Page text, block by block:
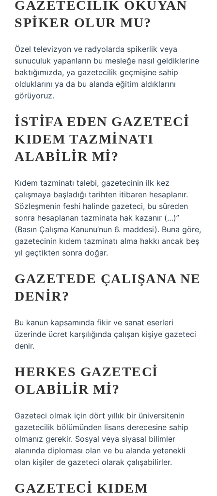
GAZETECILIK OKUYAN
SPIKER OLUR MU?
Özel televizyon ve radyolarda spikerlik veya
sunuculuk yapanların bu mesleğe nasıl geldiklerine
baktığımızda, ya gazetecilik geçmişine sahip
olduklarını ya da bu alanda eğitim aldıklarını
görüyoruz.
İSTIFA EDEN GAZETECI
KIDEM TAZMINATI
ALABILIR MI?
Kıdem tazminatı talebi, gazetecinin ilk kez
çalışmaya başladığı tarihten itibaren hesaplanır.
Sözleşmenin feshi halinde gazeteci, bu süreden
sonra hesaplanan tazminata hak kazanır (…)”
(Basın Çalışma Kanunu’nun 6. maddesi). Buna göre,
gazetecinin kıdem tazminatı alma hakkı ancak beş
yıl geçtikten sonra doğar.
GAZETEDE ÇALIŞANA NE
DENIR?
Bu kanun kapsamında fikir ve sanat eserleri
üzerinde ücret karşılığında çalışan kişiye gazeteci
denir.
HERKES GAZETECI
OLABILIR MI?
Gazeteci olmak için dört yıllık bir üniversitenin
gazetecilik bölümünden lisans derecesine sahip
olmanız gerekir. Sosyal veya siyasal bilimler
alanında diploması olan ve bu alanda yetenekli
olan kişiler de gazeteci olarak çalışabilirler.
GAZETECI KIDEM